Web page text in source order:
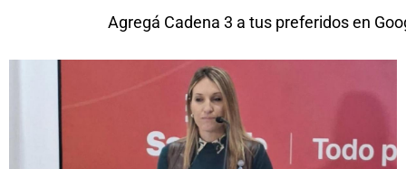
Agregá Cadena 3 a tus preferidos en